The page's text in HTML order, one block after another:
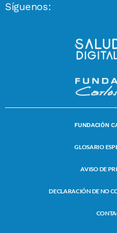
Síguenos:
FUNDACIÓN
GLOSARIO
AVISO DE
DECLARACIÓN DE NO